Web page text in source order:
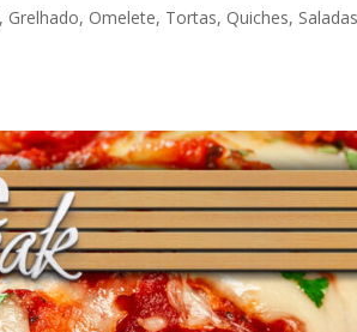
Grelhado, Omelete, Tortas, Quiches,